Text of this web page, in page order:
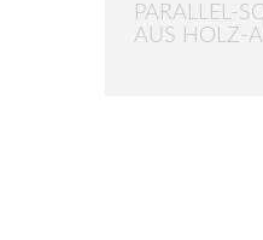
PARALLEL-
AUS HOLZ-